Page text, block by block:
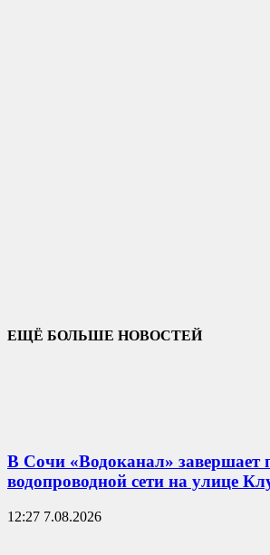
ЕЩЁ БОЛЬШЕ НОВОСТЕЙ
В Сочи «Водоканал» завершает
водопроводной сети на улице
12:27 7.08.2026